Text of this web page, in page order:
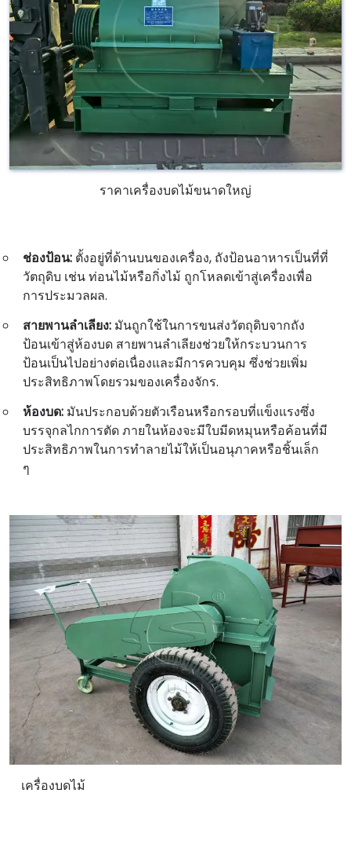
ราคาเครื่องบดไม้ขนาดใหญ่
ช่องป้อน: ตั้งอยู่ที่ด้านบนของเครื่อง, ถังป้อนอาหารเป็นที่ที่
วัตถุดิบ เช่น ท่อนไม้หรือกิ่งไม้ ถูกโหลดเข้าสู่เครื่องเพื่อ
การประมวลผล.
สายพานลำเลียง: มันถูกใช้ในการขนส่งวัตถุดิบจากถัง
ป้อนเข้าสู่ห้องบด สายพานลำเลียงช่วยให้กระบวนการ
ป้อนเป็นไปอย่างต่อเนื่องและมีการควบคุม ซึ่งช่วยเพิ่ม
ประสิทธิภาพโดยรวมของเครื่องจักร.
ห้องบด: มันประกอบด้วยตัวเรือนหรือกรอบที่แข็งแรงซึ่ง
บรรจุกลไกการตัด ภายในห้องจะมีใบมีดหมุนหรือค้อนที่มี
ประสิทธิภาพในการทำลายไม้ให้เป็นอนุภาคหรือชิ้นเล็ก
ๆ
เครื่องบดไม้